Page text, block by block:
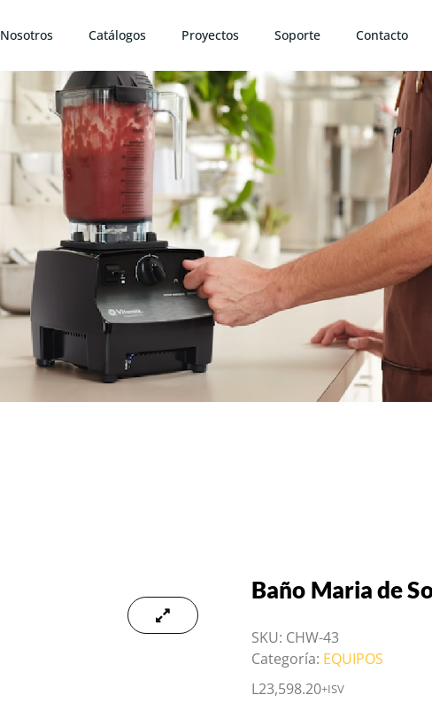
Nosotros Catálogos Proyectos Soporte Contacto
Baño Maria de
SKU: CHW-43
Categoría: EQUIPOS
L23,598.20+ISV